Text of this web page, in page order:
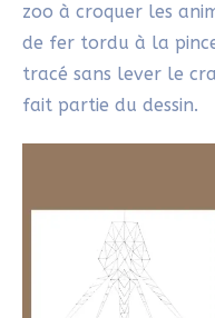
zoo à croquer les
de fer tordu à la
tracé sans lever le
fait partie du dessin.